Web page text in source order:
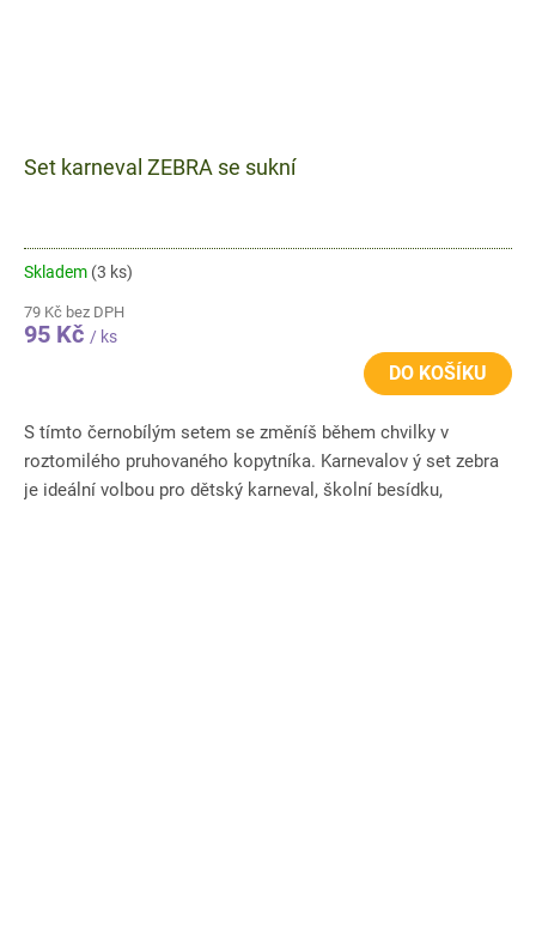
Set karneval ZEBRA se sukní
Skladem (3 ks)
79 Kč bez DPH
95 Kč / ks
DO KOŠÍKU
S tímto černobílým setem se změníš během chvilky v
roztomilého pruhovaného kopytníka. Karnevalov ý set zebra
je ideální volbou pro dětský karneval, školní besídku,